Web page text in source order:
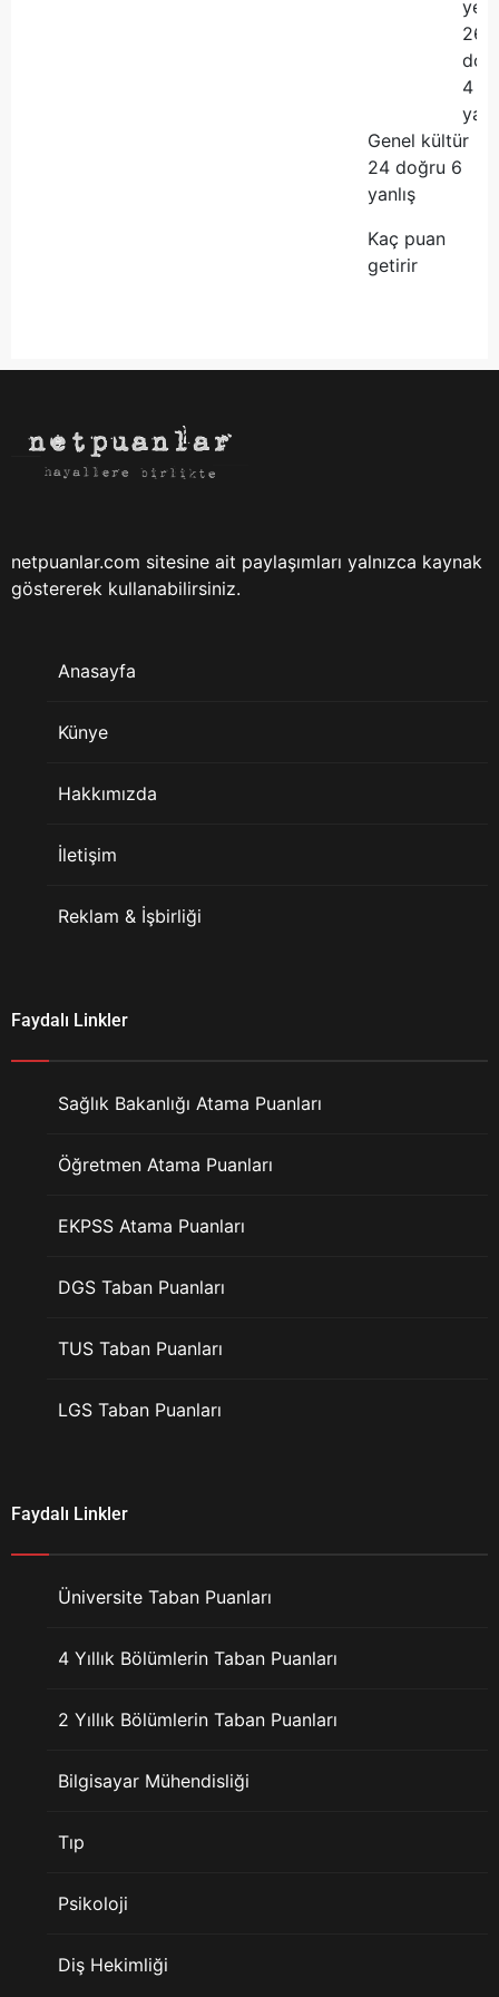
26
4
Genel kültür
24 doğru 6
yanlış
Kaç puan
getirir
netpuanlar.com sitesine ait paylaşımları yalnızca kaynak
göstererek kullanabilirsiniz.
Anasayfa
Künye
Hakkımızda
İletişim
Reklam & İşbirliği
Faydalı Linkler
Sağlık Bakanlığı Atama Puanları
Öğretmen Atama Puanları
EKPSS Atama Puanları
DGS Taban Puanları
TUS Taban Puanları
LGS Taban Puanları
Faydalı Linkler
Üniversite Taban Puanları
4 Yıllık Bölümlerin Taban Puanları
2 Yıllık Bölümlerin Taban Puanları
Bilgisayar Mühendisliği
Tıp
Psikoloji
Diş Hekimliği